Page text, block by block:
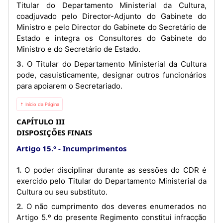
Titular do Departamento Ministerial da Cultura,
coadjuvado pelo Director-Adjunto do Gabinete do
Ministro e pelo Director do Gabinete do Secretário de
Estado e integra os Consultores do Gabinete do
Ministro e do Secretário de Estado.
3. O Titular do Departamento Ministerial da Cultura
pode, casuisticamente, designar outros funcionários
para apoiarem o Secretariado.
⇡ Início da Página
CAPÍTULO III
DISPOSIÇÕES FINAIS
Artigo 15.º
Incumprimentos
1. O poder disciplinar durante as sessões do CDR é
exercido pelo Titular do Departamento Ministerial da
Cultura ou seu substituto.
2. O não cumprimento dos deveres enumerados no
Artigo 5.º do presente Regimento constitui infracção